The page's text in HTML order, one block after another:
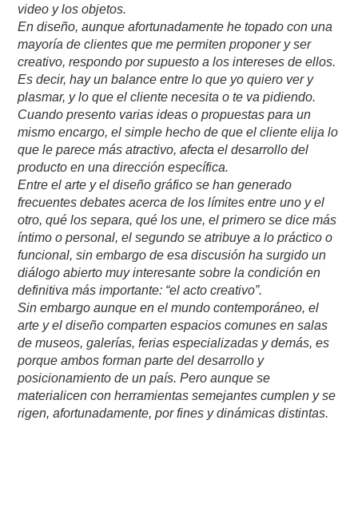
video y los objetos.
En diseño, aunque afortunadamente he topado con una
mayoría de clientes que me permiten proponer y ser
creativo, respondo por supuesto a los intereses de ellos.
Es decir, hay un balance entre lo que yo quiero ver y
plasmar, y lo que el cliente necesita o te va pidiendo.
Cuando presento varias ideas o propuestas para un
mismo encargo, el simple hecho de que el cliente elija lo
que le parece más atractivo, afecta el desarrollo del
producto en una dirección específica.
Entre el arte y el diseño gráfico se han generado
frecuentes debates acerca de los límites entre uno y el
otro, qué los separa, qué los une, el primero se dice más
íntimo o personal, el segundo se atribuye a lo práctico o
funcional, sin embargo de esa discusión ha surgido un
diálogo abierto muy interesante sobre la condición en
definitiva más importante: “el acto creativo”.
Sin embargo aunque en el mundo contemporáneo, el
arte y el diseño comparten espacios comunes en salas
de museos, galerías, ferias especializadas y demás, es
porque ambos forman parte del desarrollo y
posicionamiento de un país. Pero aunque se
materialicen con herramientas semejantes cumplen y se
rigen, afortunadamente, por fines y dinámicas distintas.